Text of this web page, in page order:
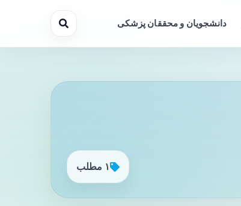
دانشجویان و محققان پزشکی
۱ مطلب